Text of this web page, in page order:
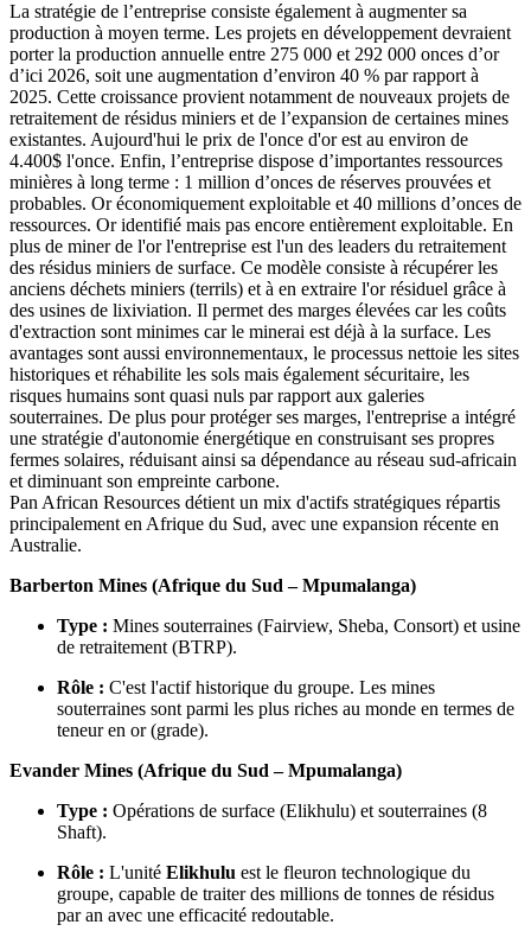
La stratégie de l’entreprise consiste également à augmenter sa
production à moyen terme. Les projets en développement devraient
porter la production annuelle entre 275 000 et 292 000 onces d’or
d’ici 2026, soit une augmentation d’environ 40 % par rapport à
2025. Cette croissance provient notamment de nouveaux projets de
retraitement de résidus miniers et de l’expansion de certaines mines
existantes. Aujourd'hui le prix de l'once d'or est au environ de
4.400$ l'once. Enfin, l’entreprise dispose d’importantes ressources
minières à long terme : 1 million d’onces de réserves prouvées et
probables. Or économiquement exploitable et 40 millions d’onces de
ressources. Or identifié mais pas encore entièrement exploitable. En
plus de miner de l'or l'entreprise est l'un des leaders du retraitement
des résidus miniers de surface. Ce modèle consiste à récupérer les
anciens déchets miniers (terrils) et à en extraire l'or résiduel grâce à
des usines de lixiviation. Il permet des marges élevées car les coûts
d'extraction sont minimes car le minerai est déjà à la surface. Les
avantages sont aussi environnementaux, le processus nettoie les sites
historiques et réhabilite les sols mais également sécuritaire, les
risques humains sont quasi nuls par rapport aux galeries
souterraines. De plus pour protéger ses marges, l'entreprise a intégré
une stratégie d'autonomie énergétique en construisant ses propres
fermes solaires, réduisant ainsi sa dépendance au réseau sud-africain
et diminuant son empreinte carbone.
Pan African Resources détient un mix d'actifs stratégiques répartis
principalement en Afrique du Sud, avec une expansion récente en
Australie.
Barberton Mines (Afrique du Sud – Mpumalanga)
Type : Mines souterraines (Fairview, Sheba, Consort) et usine
de retraitement (BTRP).
Rôle : C'est l'actif historique du groupe. Les mines
souterraines sont parmi les plus riches au monde en termes de
teneur en or (grade).
Evander Mines (Afrique du Sud – Mpumalanga)
Type : Opérations de surface (Elikhulu) et souterraines (8
Shaft).
Rôle : L'unité Elikhulu est le fleuron technologique du
groupe, capable de traiter des millions de tonnes de résidus
par an avec une efficacité redoutable.